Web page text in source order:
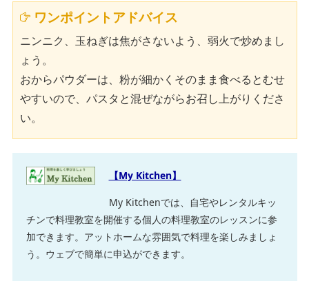
ワンポイントアドバイス
ニンニク、玉ねぎは焦がさないよう、弱火で炒めまし
ょう。
おからパウダーは、粉が細かくそのまま食べるとむせ
やすいので、パスタと混ぜながらお召し上がりくださ
い。
【My Kitchen】
My Kitchenでは、自宅やレンタルキッ
チンで料理教室を開催する個人の料理教室のレッスンに参
加できます。アットホームな雰囲気で料理を楽しみましょ
う。ウェブで簡単に申込ができます。